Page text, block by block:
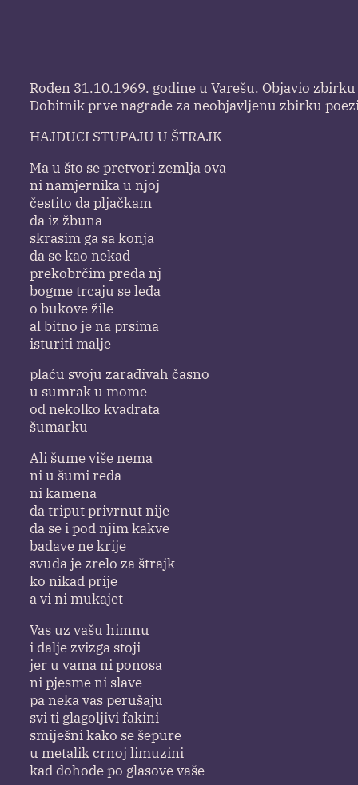
Rođen 31.10.1969. godine u Varešu. Objavio
Dobitnik prve nagrade za neobjavljenu zbirku
HAJDUCI STUPAJU U ŠTRAJK
Ma u što se pretvori zemlja ova
ni namjernika u njoj
čestito da pljačkam
da iz žbuna
skrasim ga sa konja
da se kao nekad
prekobrčim preda nj
bogme trcaju se leđa
o bukove žile
al bitno je na prsima
isturiti malje
plaću svoju zarađivah časno
u sumrak u mome
od nekolko kvadrata
šumarku
Ali šume više nema
ni u šumi reda
ni kamena
da triput privrnut nije
da se i pod njim kakve
badave ne krije
svuda je zrelo za štrajk
ko nikad prije
a vi ni mukajet
Vas uz vašu himnu
i dalje zvizga stoji
jer u vama ni ponosa
ni pjesme ni slave
pa neka vas perušaju
svi ti glagoljivi fakini
smiješni kako se šepure
u metalik crnoj limuzini
kad dohode po glasove vaše